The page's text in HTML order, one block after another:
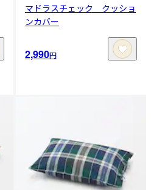
マドラスチェック クッショ
ンカバー
2,990円